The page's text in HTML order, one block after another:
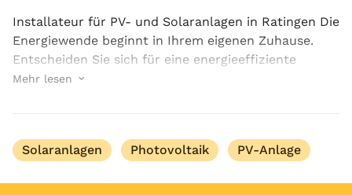
Installateur für PV- und Solaranlagen in Ratingen Die
Energiewende beginnt in Ihrem eigenen Zuhause.
Entscheiden Sie sich für eine energieeffiziente
Zukunft und investieren Sie in umweltfreundliche
Mehr lesen
Solaranlagen Photovoltaik PV-Anlage